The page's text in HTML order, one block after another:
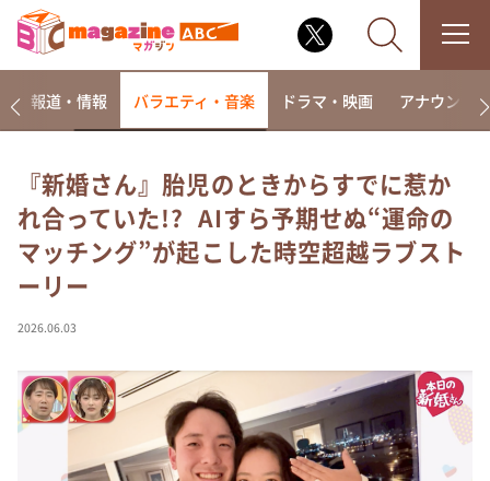
なるみ・岡村の過ぎるTV
相席食堂
これ余談なんですけど・・・
～人生密着トークバラエティ！～ やすとものいたっ
て真剣です
探偵！ナイトスクープ
news おかえり
河合＆A.B.C-Z塚田×福井アナ「なんでやねん！？」
（news おかえり）
報道・情報 バラエティ・音楽 ドラマ・映画 アナウンサー
『新婚さん』胎児のときからすでに惹か
れ合っていた!? AIすら予期せぬ“運命の
マッチング”が起こした時空超越ラブスト
ーリー
2026.06.03